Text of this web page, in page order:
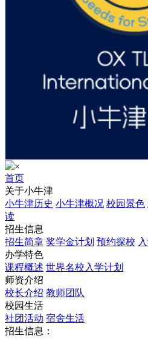
×
首页
关于小牛津
小牛津历史 小牛津概况 校园景色
读
招生信息
招生简章 奖学金计划 预约探校
办学特色
课程概述 世界名校入学计划
师资介绍
校长介绍 教师团队
校园生活
社团活动 宿舍生活
招生信息：